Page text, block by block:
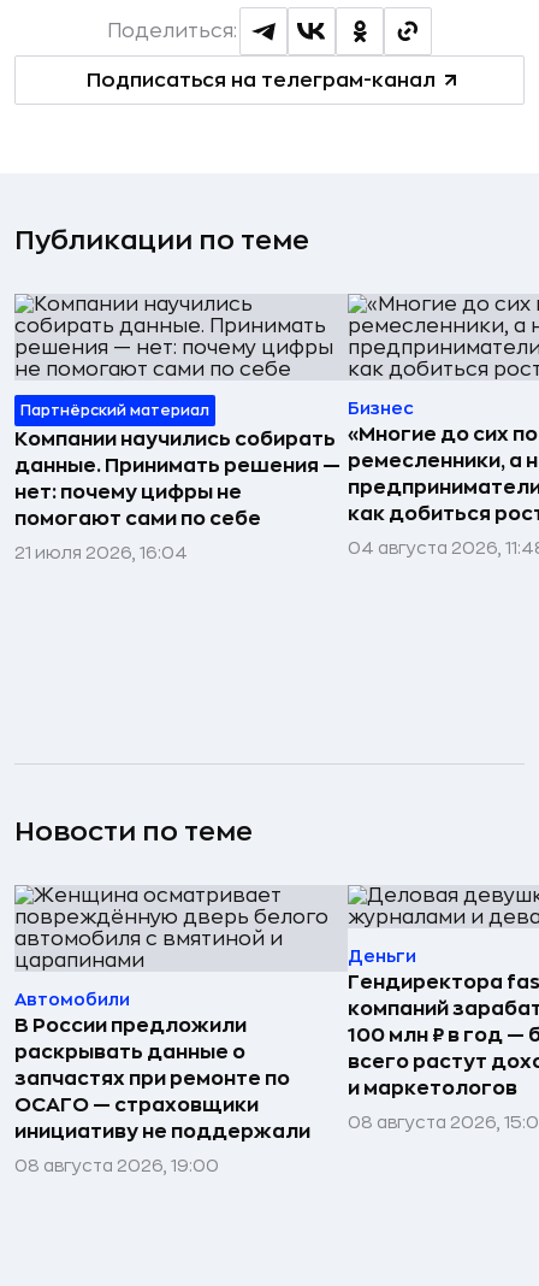
Подписаться на телеграм-канал
Поделиться:
Публикации по теме
Партнёрский материал
Компании научились собирать
данные. Принимать решения —
нет: почему цифры не
помогают сами по себе
21 июля 2026, 16:04
Бизнес
«Многие до сих
ремесленники, а
как добиться
04 августа 2026,
Новости по теме
Автомобили
В России предложили
раскрывать данные о
запчастях при ремонте по
ОСАГО — страховщики
инициативу не поддержали
08 августа 2026, 19:00
Деньги
Гендиректора
компаний
100 млн ₽ в год —
всего растут
и маркетологов
08 августа 2026,